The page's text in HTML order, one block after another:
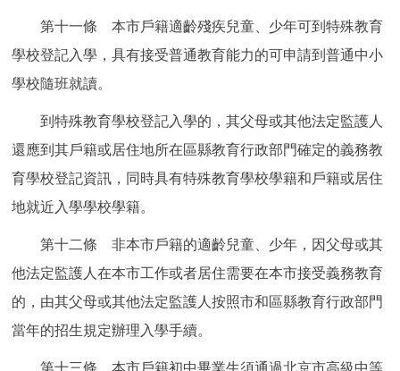
第十一條 本市戶籍適齡殘疾兒童、少年可到特殊教育
學校登記入學，具有接受普通教育能力的可申請到普通中小
學校隨班就讀。
到特殊教育學校登記入學的，其父母或其他法定監護人
還應到其戶籍或居住地所在區縣教育行政部門確定的義務教
育學校登記資訊，同時具有特殊教育學校學籍和戶籍或居住
地就近入學學校學籍。
第十二條 非本市戶籍的適齡兒童、少年，因父母或其
他法定監護人在本市工作或者居住需要在本市接受義務教育
的，由其父母或其他法定監護人按照市和區縣教育行政部門
當年的招生規定辦理入學手續。
第十三條 本市戶籍初中畢業生須通過北京市高級中等